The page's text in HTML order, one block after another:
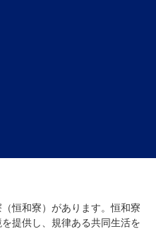
恒和寮）があります。恒和寮
提供し、規律ある共同生活を